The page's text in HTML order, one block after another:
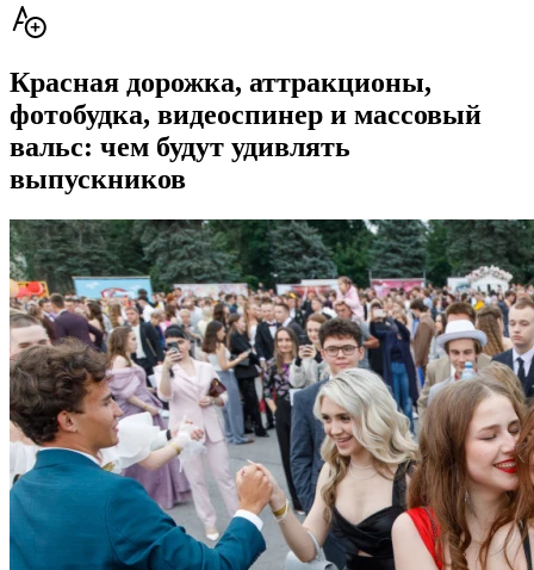
Красная дорожка, аттракционы,
фотобудка, видеоспинер и массовый
вальс: чем будут удивлять
выпускников